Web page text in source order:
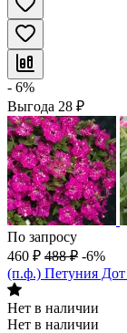
- 6%
Выгода 28 ₽
По запросу
460 ₽ 488 ₽ -6%
(п.ф.) Петуния
Нет в наличии
Нет в наличии